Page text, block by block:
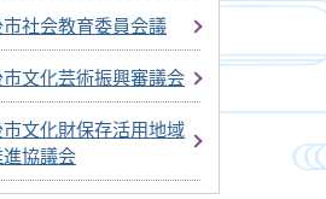
社会教育委員会議
文化芸術振興審議会
文化財保存活用地域
協議会